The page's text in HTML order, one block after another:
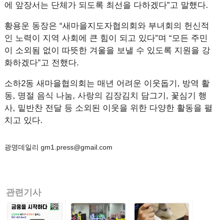
에 앞장서는 단체가 되도록 최선을 다하겠다”고 말했다.
황용운 동장은 “새마을지도자협의회와 부녀회의 헌신적
인 노력이 지역 사회에 큰 힘이 되고 있다”며 “모든 주민
이 소외됨 없이 따뜻한 겨울을 보낼 수 있도록 지원을 강
화하겠다”고 전했다.
소하2동 새마을협의회는 매년 어려운 이웃돕기, 방역 활
동, 명절 음식 나눔, 사랑의 김장김치 담그기, 꽃심기 행
사, 밑반찬 전달 등 소외된 이웃을 위한 다양한 활동을 펼
치고 있다.
광명데일리 gm1.press@gmail.com
관련기사